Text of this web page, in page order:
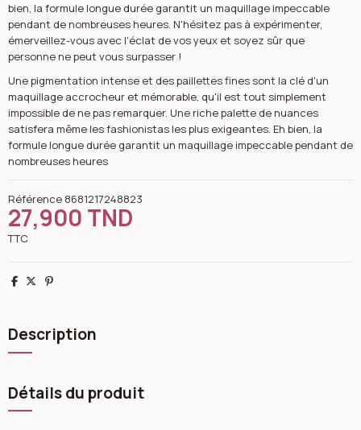
bien, la formule longue durée garantit un maquillage impeccable
pendant de nombreuses heures. N'hésitez pas à expérimenter,
émerveillez-vous avec l'éclat de vos yeux et soyez sûr que
personne ne peut vous surpasser !
Une pigmentation intense et des paillettes fines sont la clé d'un
maquillage accrocheur et mémorable, qu'il est tout simplement
impossible de ne pas remarquer. Une riche palette de nuances
satisfera même les fashionistas les plus exigeantes. Eh bien, la
formule longue durée garantit un maquillage impeccable pendant de
nombreuses heures
Référence 8681217248823
27,900 TND
TTC
Partager
TweetPinterest
Description
Détails du produit